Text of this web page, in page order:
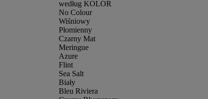
według KOLOR
No Colour
Wiśniowy
Płomienny
Czarny Mat
Meringue
Azure
Flint
Sea Salt
Biały
Bleu Riviera